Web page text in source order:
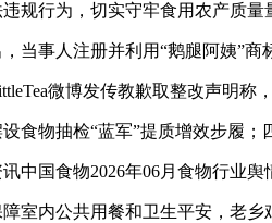
规行为，切实守牢食用农产质量
事人注册并利用“鹅腿阿姨”商
微博发传教歉取整改声明称
物抽检“蓝军”提质增效步履；
国食物2026年06月食物行业舆
内公共用餐和卫生平安，老乡